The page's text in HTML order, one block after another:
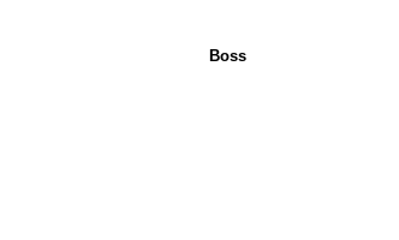
Boss